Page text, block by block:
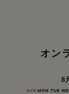
オン
8
SUN MON TUE